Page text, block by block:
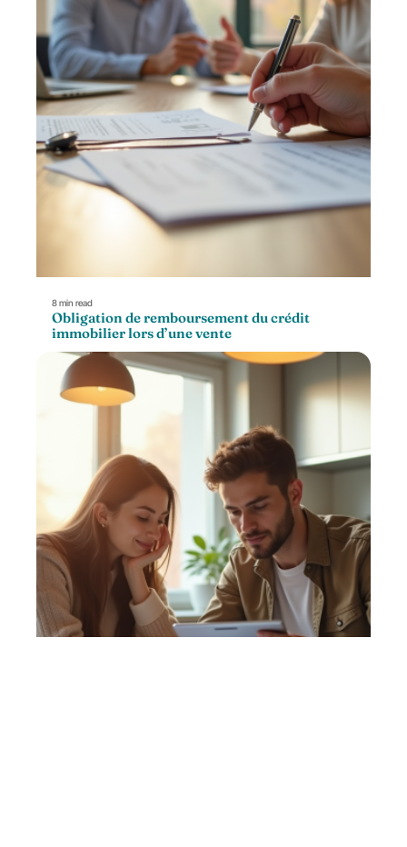
8 min read
Obligation de remboursement du crédit
immobilier lors d’une vente